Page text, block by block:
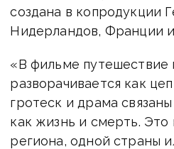
создана в копродукции
Нидерландов, Франции
«В фильме путешествие
разворачивается как
гротеск и драма
как жизнь и смерть. Это
региона, одной страны